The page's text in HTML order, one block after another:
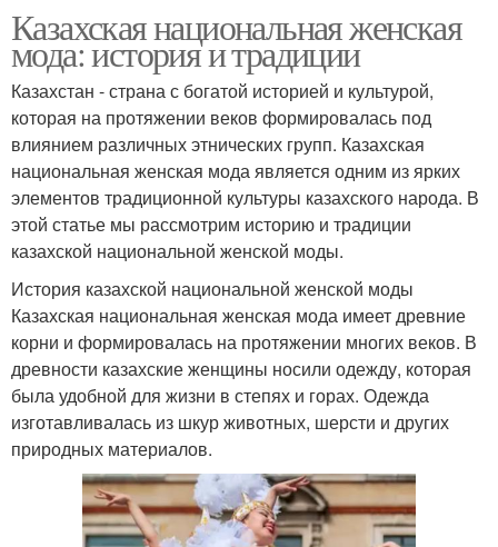
Казахская национальная женская
мода: история и традиции
Казахстан - страна с богатой историей и культурой,
которая на протяжении веков формировалась под
влиянием различных этнических групп. Казахская
национальная женская мода является одним из ярких
элементов традиционной культуры казахского народа. В
этой статье мы рассмотрим историю и традиции
казахской национальной женской моды.
История казахской национальной женской моды
Казахская национальная женская мода имеет древние
корни и формировалась на протяжении многих веков. В
древности казахские женщины носили одежду, которая
была удобной для жизни в степях и горах. Одежда
изготавливалась из шкур животных, шерсти и других
природных материалов.